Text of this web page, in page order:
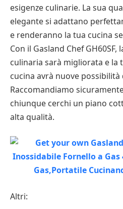
esigenze culinarie. La sua
elegante si adattano
e renderanno la tua cucina
Con il Gasland Chef GH60SF,
culinaria sarà migliorata e la
cucina avrà nuove possibilità
Raccomandiamo
chiunque cerchi un piano
alta qualità.
Altri: